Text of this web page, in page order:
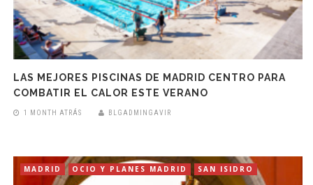
LAS MEJORES PISCINAS DE MADRID CENTRO PARA
COMBATIR EL CALOR ESTE VERANO
1 MONTH ATRÁS BLGADMINGAVIR
MADRID OCIO Y PLANES MADRID SAN ISIDRO